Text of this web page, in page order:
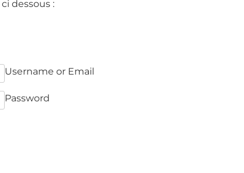
dessous :
Username or Email
Password